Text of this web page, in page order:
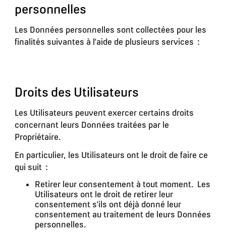
personnelles
Les Données personnelles sont collectées pour les
finalités suivantes à l’aide de plusieurs services :
Droits des Utilisateurs
Les Utilisateurs peuvent exercer certains droits
concernant leurs Données traitées par le
Propriétaire.
En particulier, les Utilisateurs ont le droit de faire ce
qui suit :
Retirer leur consentement à tout moment. Les
Utilisateurs ont le droit de retirer leur
consentement s’ils ont déjà donné leur
consentement au traitement de leurs Données
personnelles.